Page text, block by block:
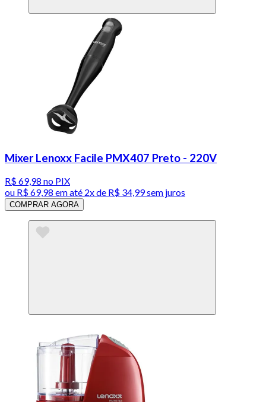
Mixer Lenoxx Facile PMX407 Preto - 220V
R$ 69,98 no PIX
ou R$ 69,98 em até 2x de R$ 34,99 sem juros
COMPRAR AGORA